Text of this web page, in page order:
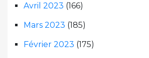
Avril 2023 (166)
Mars 2023 (185)
Février 2023 (175)